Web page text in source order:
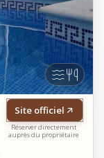
Site officiel
Réserver directement
auprès du propriétaire